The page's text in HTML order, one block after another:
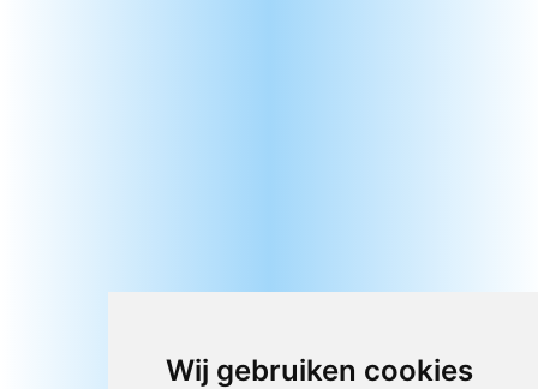
Wij gebruiken cookies